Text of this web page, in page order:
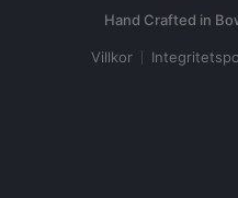
Villkor